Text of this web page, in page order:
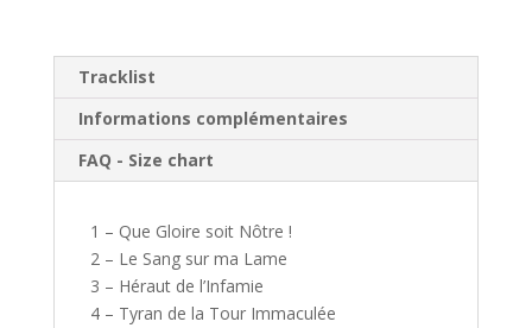
Tracklist
Informations complémentaires
FAQ - Size chart
1 – Que Gloire soit Nôtre !
2 – Le Sang sur ma Lame
3 – Héraut de l’Infamie
4 – Tyran de la Tour Immaculée